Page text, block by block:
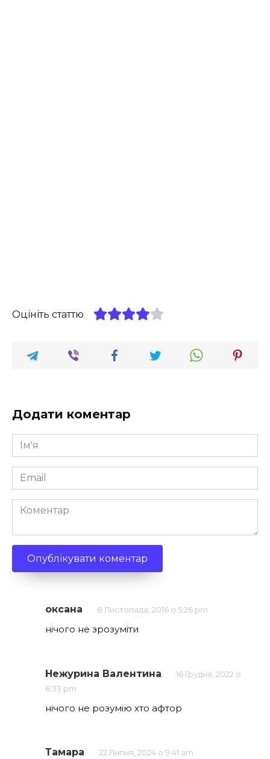
Оцініть статтю
Додати коментар
Ім'я
*
Email
*
Коментар
оксана 8 Листопада, 2016 о 5:26 pm
нічого не зрозуміти
Нежурина Валентина
16 Грудня, 2022 о
6:33 pm
нічого не розумію хто афтор
Тамара 22 Липня, 2024 о 9:41 am